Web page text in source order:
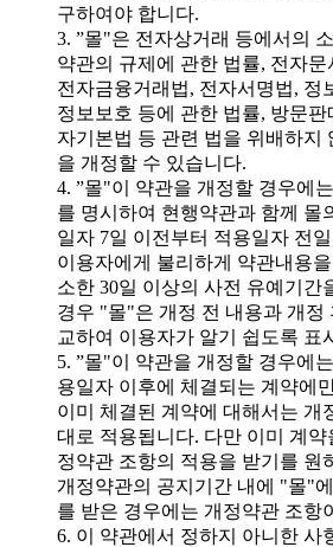
구하여야 합니다.
3. ”몰"은 전자상거래 등에서의
약관의 규제에 관한 법률, 전자
전자금융거래법, 전자서명법, 정
정보보호 등에 관한 법률, 방문판
자기본법 등 관련 법을 위배하지
을 개정할 수 있습니다.
4. ”몰"이 약관을 개정할 경우에
를 명시하여 현행약관과 함께 몰
일자 7일 이전부터 적용일자 전
이용자에게 불리하게 약관내용
소한 30일 이상의 사전 유예기간
경우 "몰"은 개정 전 내용과 개정
교하여 이용자가 알기 쉽도록 표
5. ”몰"이 약관을 개정할 경우에
용일자 이후에 체결되는 계약에
이미 체결된 계약에 대해서는 개
대로 적용됩니다. 다만 이미 계약
정약관 조항의 적용을 받기를 원
개정약관의 공지기간 내에 "몰"
를 받은 경우에는 개정약관 조항
6. 이 약관에서 정하지 아니한 사